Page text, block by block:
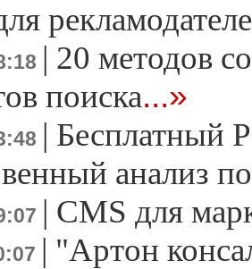
| 20 методов
поиска...»
| Бесплатный
анализ
| CMS для
| "Артон